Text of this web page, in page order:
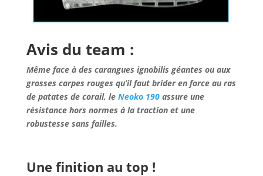
Avis du team :
Même face à des carangues ignobilis géantes ou aux
grosses carpes rouges qu’il faut brider en force au ras
de patates de corail, le Neoko 190 assure une
résistance hors normes à la traction et une
robustesse sans failles.
Une finition au top !